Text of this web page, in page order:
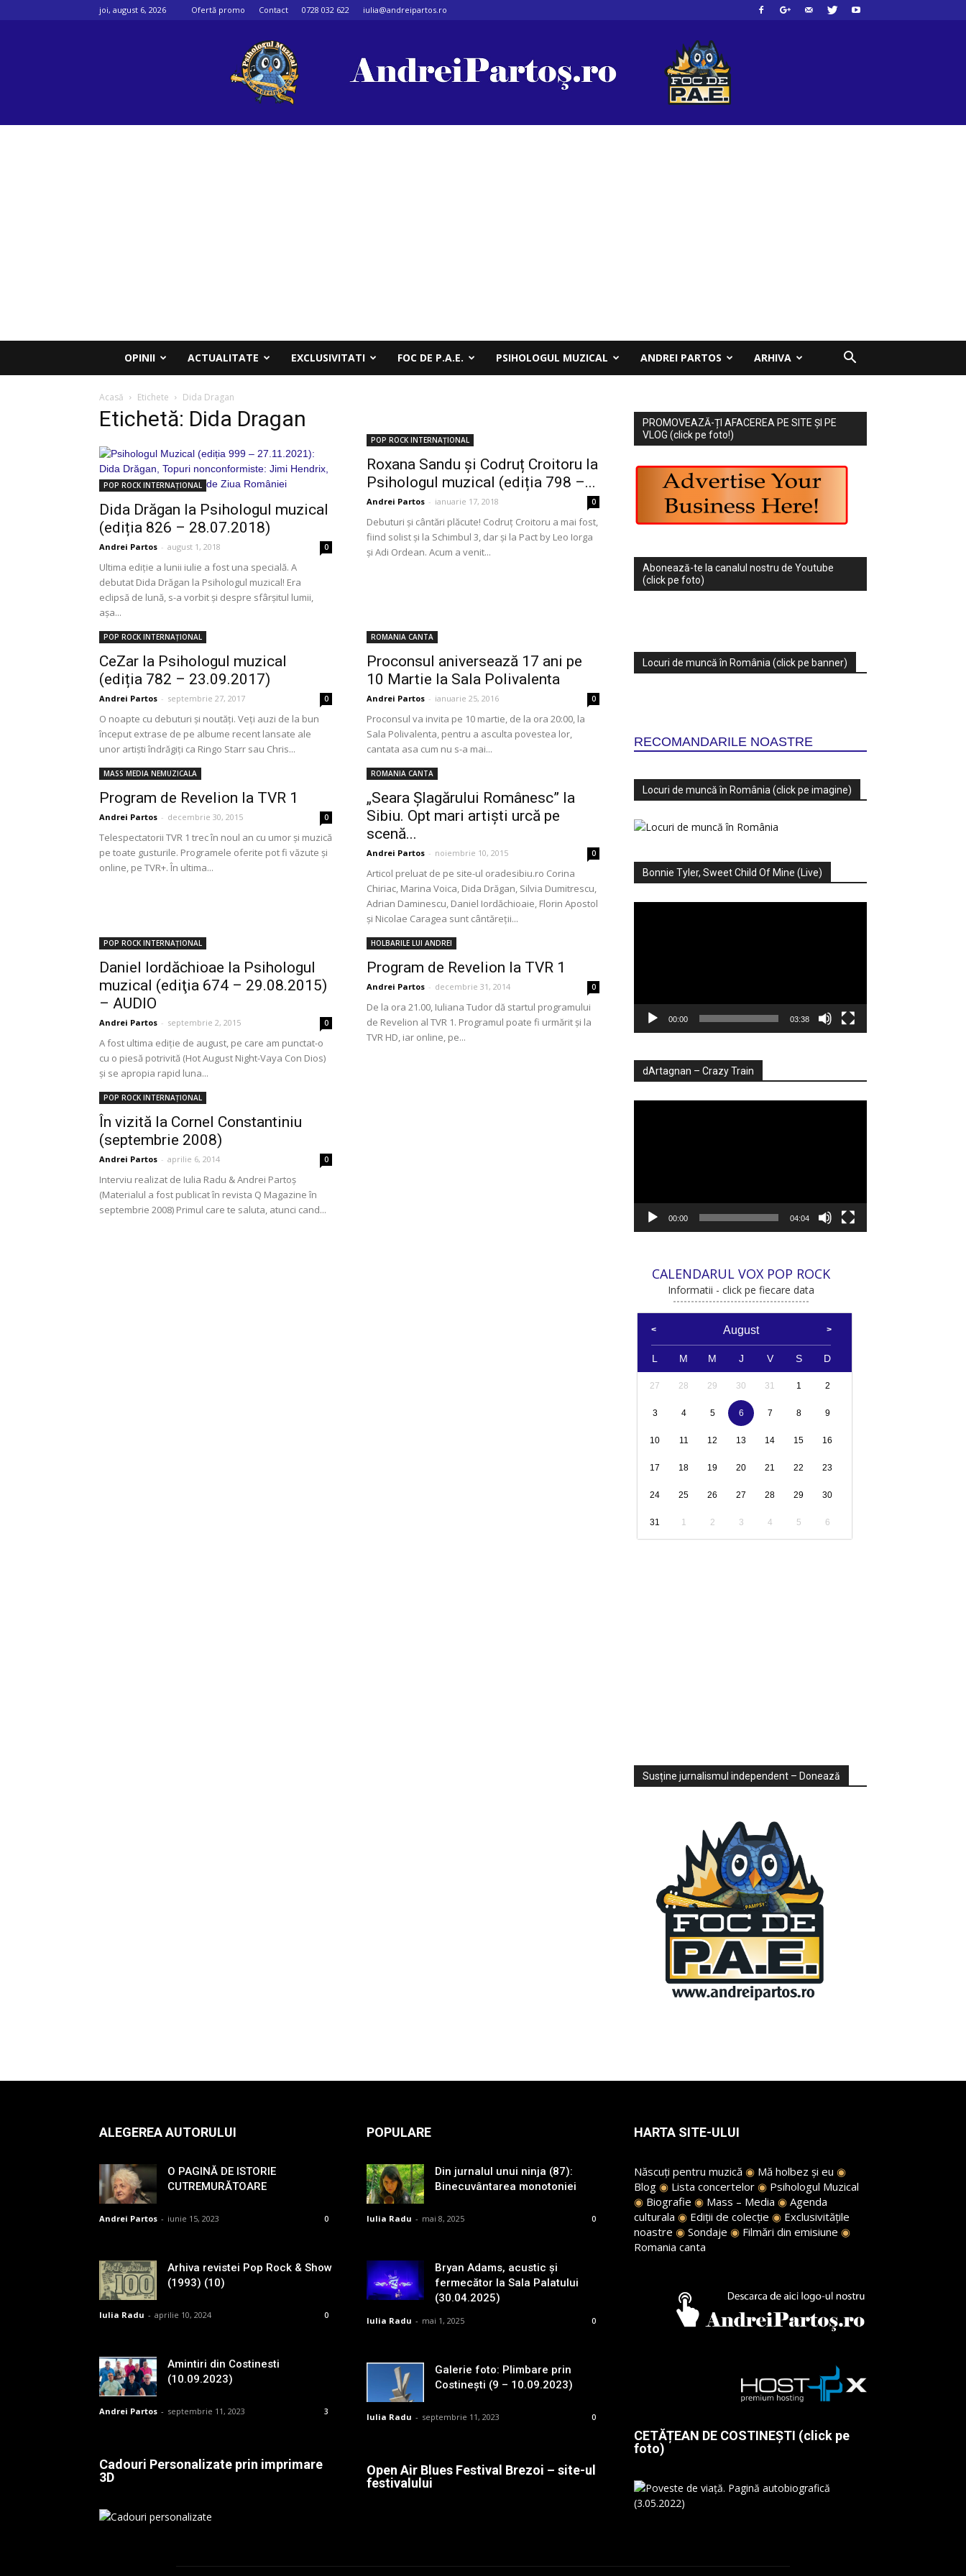
joi, august 6, 2026 Ofertă promo Contact 0728 032 622 iulia@andreipartos.ro
OPINII ACTUALITATE EXCLUSIVITATI FOC DE P.A.E. PSIHOLOGUL MUZICAL ANDREI PARTOS ARHIVA
Acasă Etichete Dida Dragan
Etichetă: Dida Dragan
POP ROCK INTERNAȚIONAL
Dida Drăgan la Psihologul muzical
(ediția 826 – 28.07.2018)
Andrei Partos - august 1, 2018 0
Ultima ediție a lunii iulie a fost una specială. A
debutat Dida Drăgan la Psihologul muzical! Era
eclipsă de lună, s-a vorbit și despre sfârșitul lumii,
așa...
POP ROCK INTERNAȚIONAL
Roxana Sandu și Codruț Croitoru la
Psihologul muzical (ediția 798 –...
Andrei Partos - ianuarie 17, 2018 0
Debuturi și cântări plăcute! Codruț Croitoru a mai fost,
fiind solist și la Schimbul 3, dar și la Pact by Leo Iorga
și Adi Ordean. Acum a venit...
POP ROCK INTERNAȚIONAL
CeZar la Psihologul muzical
(ediția 782 – 23.09.2017)
Andrei Partos - septembrie 27, 2017 0
O noapte cu debuturi și noutăți. Veți auzi de la bun
început extrase de pe albume recent lansate ale
unor artiști îndrăgiți ca Ringo Starr sau Chris...
ROMANIA CANTA
Proconsul aniversează 17 ani pe
10 Martie la Sala Polivalenta
Andrei Partos - ianuarie 25, 2016 0
Proconsul va invita pe 10 martie, de la ora 20:00, la
Sala Polivalenta, pentru a asculta povestea lor,
cantata asa cum nu s-a mai...
MASS MEDIA NEMUZICALA
Program de Revelion la TVR 1
Andrei Partos - decembrie 30, 2015 0
Telespectatorii TVR 1 trec în noul an cu umor şi muzică
pe toate gusturile. Programele oferite pot fi văzute şi
online, pe TVR+. În ultima...
ROMANIA CANTA
„Seara Şlagărului Românesc” la
Sibiu. Opt mari artiști urcă pe
scenă...
Andrei Partos - noiembrie 10, 2015 0
Articol preluat de pe site-ul oradesibiu.ro Corina
Chiriac, Marina Voica, Dida Drăgan, Silvia Dumitrescu,
Adrian Daminescu, Daniel Iordăchioaie, Florin Apostol
şi Nicolae Caragea sunt cântăreţii...
POP ROCK INTERNAȚIONAL
Daniel Iordăchioae la Psihologul
muzical (ediţia 674 – 29.08.2015)
– AUDIO
Andrei Partos - septembrie 2, 2015 0
A fost ultima ediţie de august, pe care am punctat-o
cu o piesă potrivită (Hot August Night-Vaya Con Dios)
şi se apropia rapid luna...
HOLBARILE LUI ANDREI
Program de Revelion la TVR 1
Andrei Partos - decembrie 31, 2014 0
De la ora 21.00, Iuliana Tudor dă startul programului
de Revelion al TVR 1. Programul poate fi urmărit şi la
TVR HD, iar online, pe...
POP ROCK INTERNAȚIONAL
În vizită la Cornel Constantiniu
(septembrie 2008)
Andrei Partos - aprilie 6, 2014 0
Interviu realizat de Iulia Radu & Andrei Partoș
(Materialul a fost publicat în revista Q Magazine în
septembrie 2008) Primul care te saluta, atunci cand...
PROMOVEAZĂ-ȚI AFACEREA PE SITE ȘI PE
VLOG (click pe foto!)
Abonează-te la canalul nostru de Youtube
(click pe foto)
Locuri de muncă în România (click pe banner)
RECOMANDARILE NOASTRE
Locuri de muncă în România (click pe imagine)
Bonnie Tyler, Sweet Child Of Mine (Live)
00:00 03:38
dArtagnan – Crazy Train
00:00 04:04
CALENDARUL VOX POP ROCK
Informatii - click pe fiecare data
August
L M M J V S D
27 28 29 30 31 1 2
3 4 5 6 7 8 9
10 11 12 13 14 15 16
17 18 19 20 21 22 23
24 25 26 27 28 29 30
31 1 2 3 4 5 6
Sondaje
Video
Susține jurnalismul independent – Donează
ALEGEREA AUTORULUI
O PAGINĂ DE ISTORIE
CUTREMURĂTOARE
Andrei Partos - iunie 15, 2023 0
Arhiva revistei Pop Rock & Show
(1993) (10)
Iulia Radu - aprilie 10, 2024 0
Amintiri din Costinesti
(10.09.2023)
Andrei Partos - septembrie 11, 2023 3
Cadouri Personalizate prin imprimare
3D
POPULARE
Din jurnalul unui ninja (87):
Binecuvântarea monotoniei
Iulia Radu - mai 8, 2025 0
Bryan Adams, acustic și
fermecător la Sala Palatului
(30.04.2025)
Iulia Radu - mai 1, 2025 0
Galerie foto: Plimbare prin
Costinești (9 – 10.09.2023)
Iulia Radu - septembrie 11, 2023 0
Open Air Blues Festival Brezoi – site-ul
festivalului
HARTA SITE-ULUI
Născuți pentru muzică ◉ Mă holbez și eu ◉
Blog ◉ Lista concertelor ◉ Psihologul Muzical
◉ Biografie ◉ Mass – Media ◉ Agenda
culturala ◉ Ediții de colecție ◉ Exclusivitățile
noastre ◉ Sondaje ◉ Filmări din emisiune ◉
Romania canta
CETĂȚEAN DE COSTINEȘTI (click pe
foto)